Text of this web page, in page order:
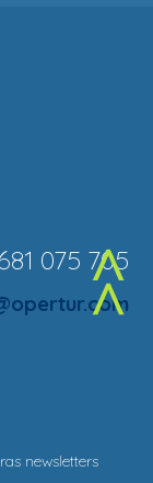
^
075 705
newsletters